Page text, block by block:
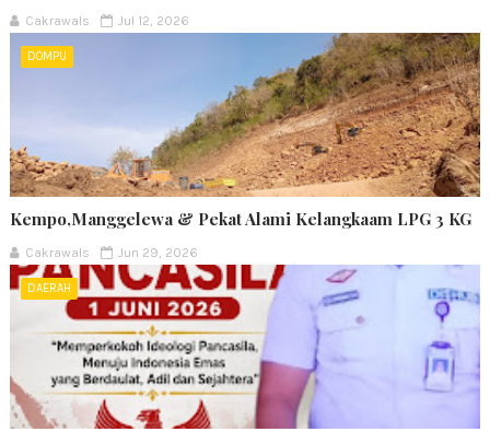
Cakrawals Jul 12, 2026
DOMPU
Kempo,Manggelewa & Pekat Alami Kelangkaam LPG 3 KG
Cakrawals Jun 29, 2026
DAERAH